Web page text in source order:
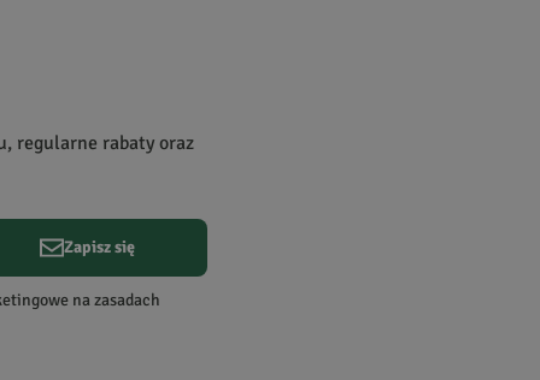
regularne rabaty oraz
Zapisz się
na zasadach